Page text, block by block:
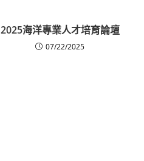
2025海洋專業人才培育論壇
07/22/2025